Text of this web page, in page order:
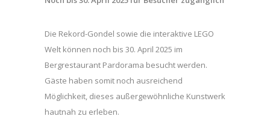
Die Rekord-Gondel sowie die interaktive LEGO
Welt können noch bis 30. April 2025 im
Bergrestaurant Pardorama besucht werden.
Gäste haben somit noch ausreichend
Möglichkeit, dieses außergewöhnliche Kunstwerk
hautnah zu erleben.